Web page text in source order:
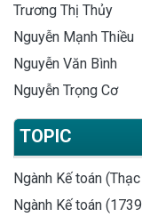
Trương Thị Thủy
Nguyễn Mạnh Thiều
Nguyễn Văn Bình
Nguyễn Trọng Cơ
TOPIC
Ngành Kế toán
Ngành Kế toán